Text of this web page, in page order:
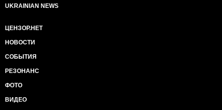
UKRAINIAN NEWS
ЦЕНЗОР.НЕТ
НОВОСТИ
СОБЫТИЯ
РЕЗОНАНС
ФОТО
ВИДЕО